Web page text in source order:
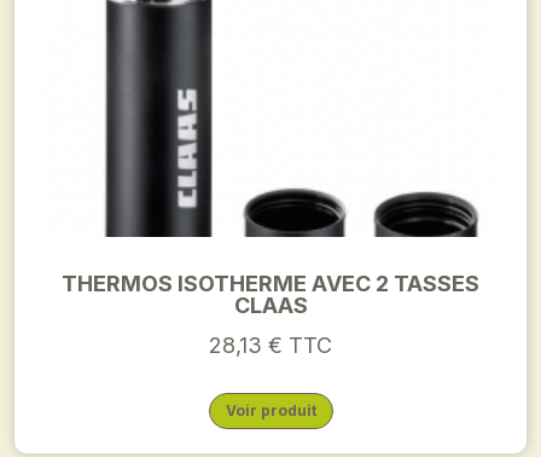
THERMOS ISOTHERME AVEC 2 TASSES
CLAAS
28,13 € TTC
Voir produit